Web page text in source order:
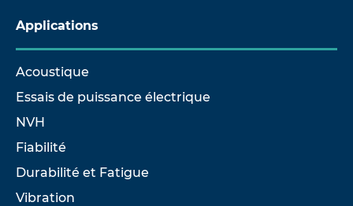
Applications
Acoustique
Essais de puissance électrique
NVH
Fiabilité
Durabilité et Fatigue
Vibration